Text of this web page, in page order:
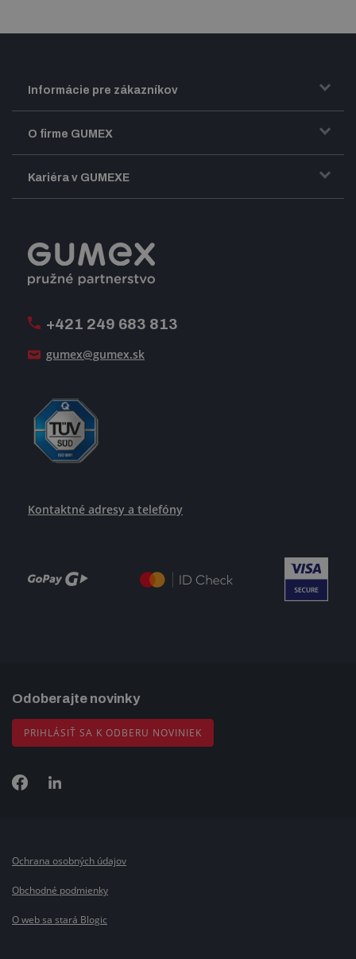
+421 249 683 813
gumex@gumex.sk
Kontaktné adresy a telefóny
Informácie pre zákazníkov
Doprava a zasielanie tovaru
Obchodné podmienky
Registrácia a spolupráca
Firemný časopis Géčko
O firme GUMEX
Predstavenie firmy GUMEX
Úpravy na mieru a montáže
Kariéra v GUMEXE
Voľné pracovné miesta
Odoberajte novinky
PRIHLÁSIŤ SA K ODBERU NOVINIEK
Ochrana osobných údajov
Obchodné podmienky
O web sa stará Blogic